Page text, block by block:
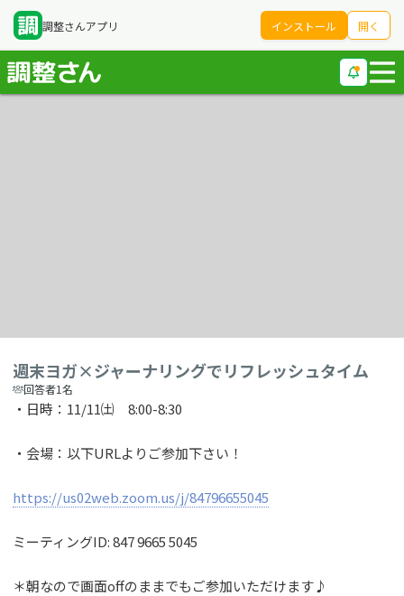
調整さんアプリ インストール 開く
週末ヨガ×ジャーナリングでリフレッシュタイム
回答者1名
・日時：11/11㈯ 8:00-8:30
・会場：以下URLよりご参加下さい！
https://us02web.zoom.us/j/84796655045
ミーティングID: 847 9665 5045
＊朝なので画面offのままでもご参加いただけます♪